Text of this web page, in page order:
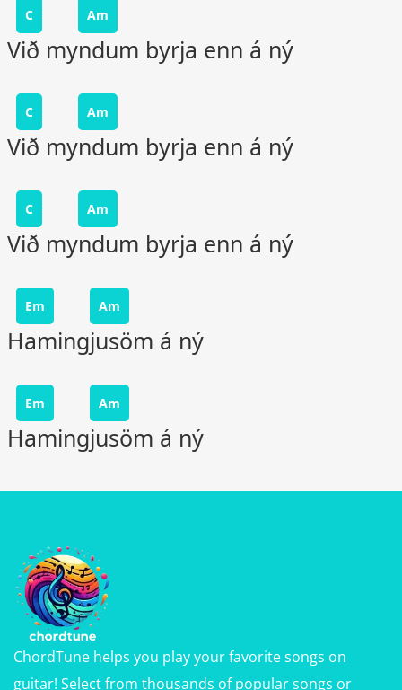
C Am
Við myndum byrja enn á ný
C Am
Við myndum byrja enn á ný
C Am
Við myndum byrja enn á ný
Em Am
Hamingjusöm á ný
Em Am
Hamingjusöm á ný
ChordTune helps you play your favorite songs on
guitar! Select from thousands of popular songs or